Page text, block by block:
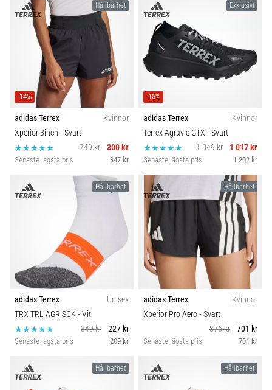
Hållbarhet
-14%
adidas Terrex
Kvinnor
Xperior 3inch - Svart
749 kr
300 kr
Senaste lägsta pris 347 kr
Exklusivt
-15%
adidas Terrex
Kvinnor
Terrex Agravic GTX - Svart
1 849 kr
1 017 kr
Senaste lägsta pris 1 202 kr
Hållbarhet
adidas Terrex
Unisex
TRX TRL AGR SCK- Vit
349 kr
227 kr
Senaste lägsta pris 209 kr
Hållbarhet
adidas Terrex
Kvinnor
Xperior Pro Aero- Svart
876 kr
701 kr
Senaste lägsta pris 701 kr
Hållbarhet Hållbarhet